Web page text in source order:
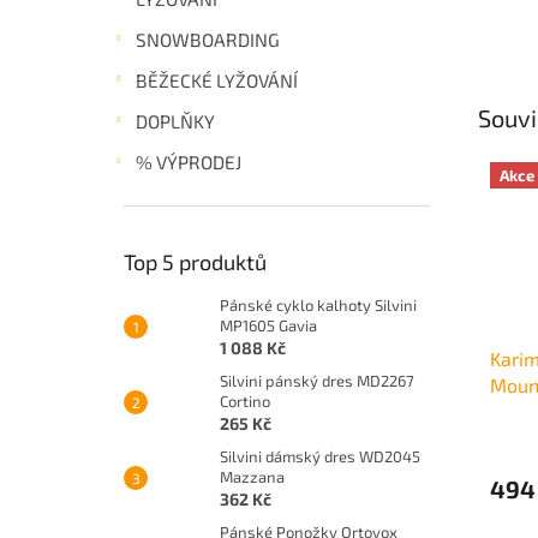
SNOWBOARDING
BĚŽECKÉ LYŽOVÁNÍ
DOPLŇKY
% VÝPRODEJ
Top 5 produktů
Pánské cyklo kalhoty Silvini
MP1605 Gavia
1 088 Kč
Silvini pánský dres MD2267
Cortino
265 Kč
Silvini dámský dres WD2045
Mazzana
362 Kč
Pánské Ponožky Ortovox
Akce
494